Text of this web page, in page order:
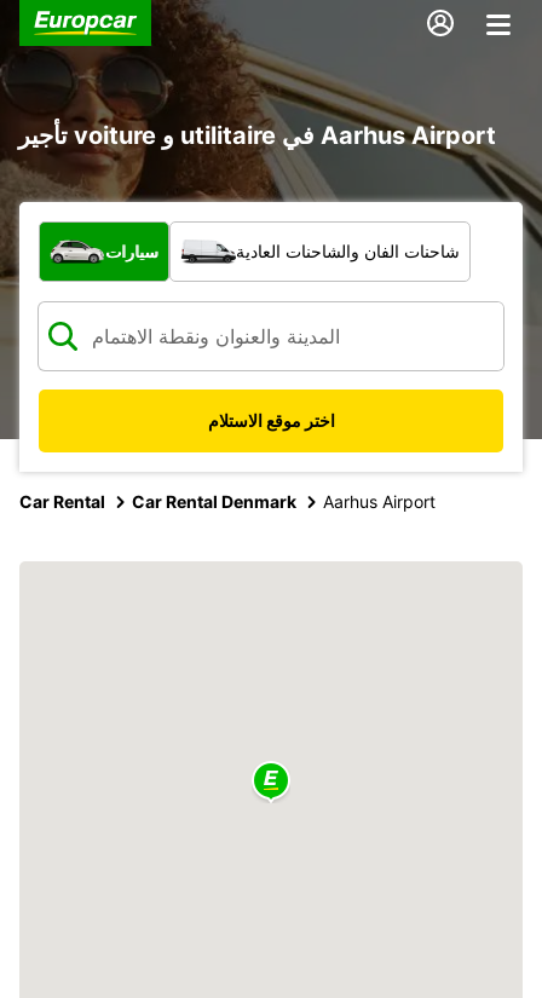
تأجير voiture و utilitaire في Aarhus Airport
ما نوع المركبة؟
سيارات شاحنات الفان والشاحنات العادية
اختر موقع الاستلام
Car Rental Car Rental Denmark Aarhus Airport